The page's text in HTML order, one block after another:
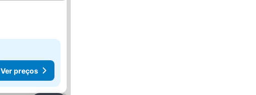
Ver preços